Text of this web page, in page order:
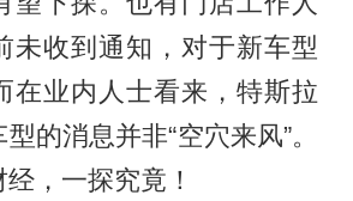
未收到通知，对于新车型
在业内人士看来，特斯拉
的消息并非“空穴来风”。
，一探究竟！